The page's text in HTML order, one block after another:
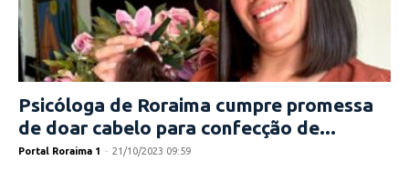
Psicóloga de Roraima cumpre promessa
de doar cabelo para confecção de...
Portal Roraima 1 - 21/10/2023 09:59